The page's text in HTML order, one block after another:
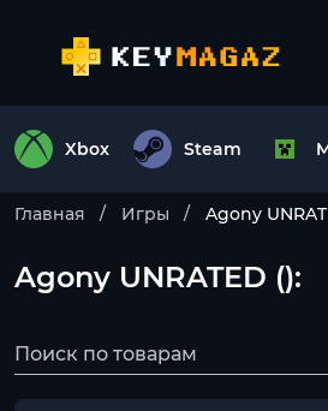
Xbox Steam
Главная Игры Agony
Agony UNRATED ():